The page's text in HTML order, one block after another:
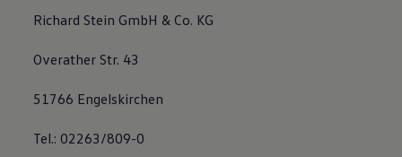
Richard Stein GmbH & Co. KG
Overather Str. 43
51766 Engelskirchen
Tel.: 02263/809-0